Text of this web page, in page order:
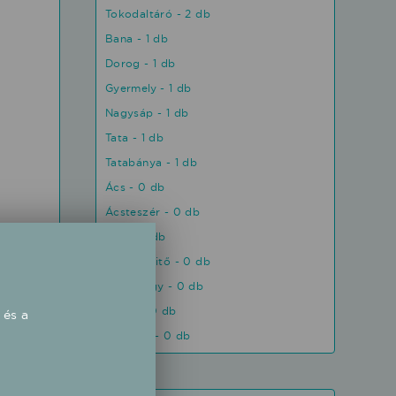
Tokodaltáró - 2 db
Bana - 1 db
Dorog - 1 db
Gyermely - 1 db
Nagysáp - 1 db
Tata - 1 db
Tatabánya - 1 db
Ács - 0 db
Ácsteszér - 0 db
Aka - 0 db
Almásfüzitő - 0 db
Annavölgy - 0 db
Ászár - 0 db
Bábolna - 0 db
a